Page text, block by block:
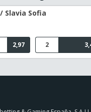
Slavia Sofia
2,97 2